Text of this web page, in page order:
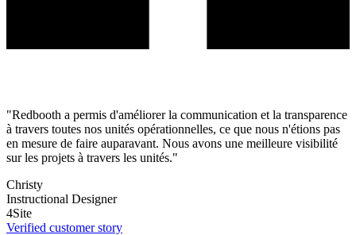
"Redbooth a permis d'améliorer la communication et la transparence
à travers toutes nos unités opérationnelles, ce que nous n'étions pas
en mesure de faire auparavant. Nous avons une meilleure visibilité
sur les projets à travers les unités."
Christy
Instructional Designer
4Site
Verified customer story